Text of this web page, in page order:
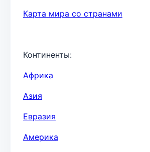
Карта мира со странами
Континенты:
Африка
Азия
Евразия
Америка